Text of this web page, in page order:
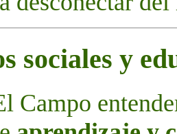
sociales y
Campo